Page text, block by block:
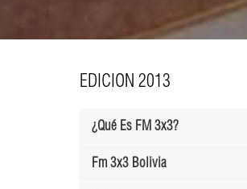
EDICION 2013
¿Qué Es FM 3x3?
Fm 3x3 Bolivia